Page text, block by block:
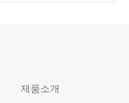
제품소개